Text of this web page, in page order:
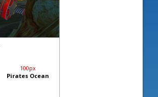
100px
Pirates Ocean